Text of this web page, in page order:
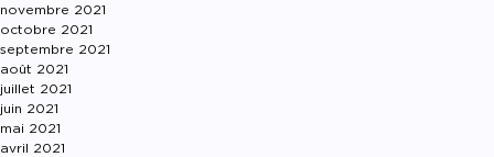
novembre 2021
octobre 2021
septembre 2021
août 2021
juillet 2021
juin 2021
mai 2021
avril 2021